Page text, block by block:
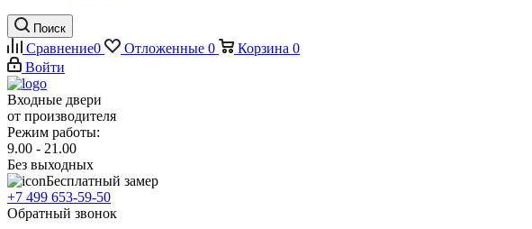
Поиск
Сравнение0 Отложенные 0 Корзина 0
Войти
Входные двери
от производителя
Режим работы:
9.00 - 21.00
Без выходных
Бесплатный замер
+7 499 653-59-50
Обратный звонок